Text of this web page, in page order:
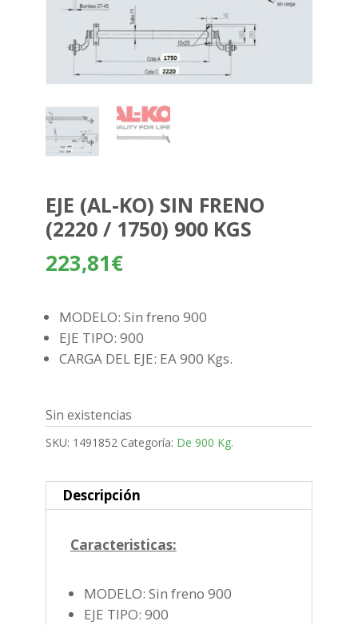
EJE (AL-KO) SIN FRENO
(2220 / 1750) 900 KGS
223,81€
MODELO: Sin freno 900
EJE TIPO: 900
CARGA DEL EJE: EA 900 Kgs.
Sin existencias
SKU: 1491852 Categoría: De 900 Kg.
Descripción
Caracteristicas:
MODELO: Sin freno 900
EJE TIPO: 900